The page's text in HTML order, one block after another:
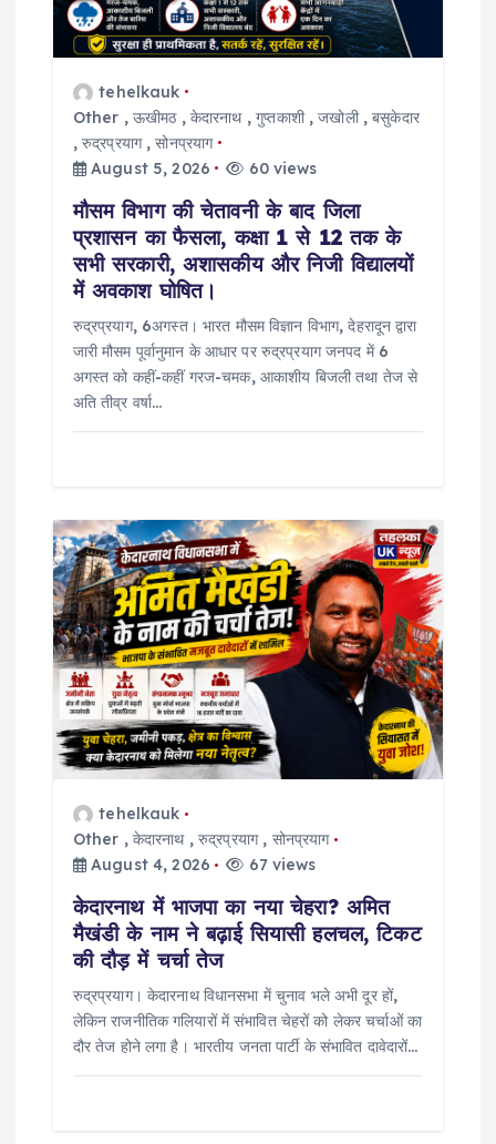
n
tehelkauk
Other , ऊखीमठ, केदारनाथ,गुप्तकाशी,जखोली,बसुकेदार
,रुद्रप्रयाग,सोनप्रयाग
August 5, 2026
60 views
मौसम विभाग की चेतावनी के बाद जिला
प्रशासन का फैसला, कक्षा 1 से 12 तक के
सभी सरकारी, अशासकीय और निजी विद्यालयों
में अवकाश घोषित।
रुद्रप्रयाग, 6अगस्त। भारत मौसम विज्ञान विभाग, देहरादून द्वारा
जारी मौसम पूर्वानुमान के आधार पर रुद्रप्रयाग जनपद में 6
अगस्त को कहीं-कहीं गरज-चमक, आकाशीय बिजली तथा तेज से
अति तीव्र वर्षा…
tehelkauk
Other , केदारनाथ,रुद्रप्रयाग, सोनप्रयाग
August 4, 2026
67 views
केदारनाथ में भाजपा का नया चेहरा? अमित
मैखंडी के नाम ने बढ़ाई सियासी हलचल, टिकट
की दौड़ में चर्चा तेज
रुद्रप्रयाग। केदारनाथ विधानसभा में चुनाव भले अभी दूर हों,
लेकिन राजनीतिक गलियारों में संभावित चेहरों को लेकर चर्चाओं का
दौर तेज होने लगा है। भारतीय जनता पार्टी के संभावित दावेदारों…